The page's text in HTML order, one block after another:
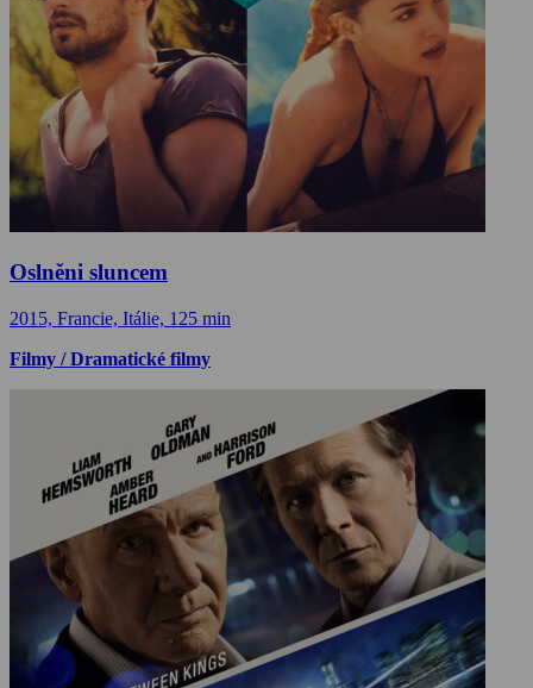
Oslněni sluncem
2015, Francie, Itálie, 125 min
Filmy / Dramatické filmy